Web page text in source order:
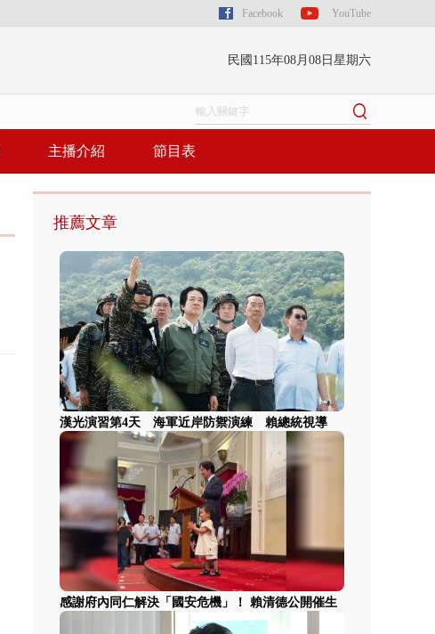
Facebook YouTube
民國115年08月08日星期六
主播介紹 節目表
推薦文章
漢光演習第4天 海軍近岸防禦演練 賴總統視導
感謝府內同仁解決「國安危機」！ 賴清德公開催生